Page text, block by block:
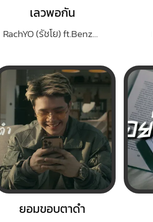
เลวพอกัน
RachYO (รัชโย) ft.BenzNer
ยอมขอบตาดำ